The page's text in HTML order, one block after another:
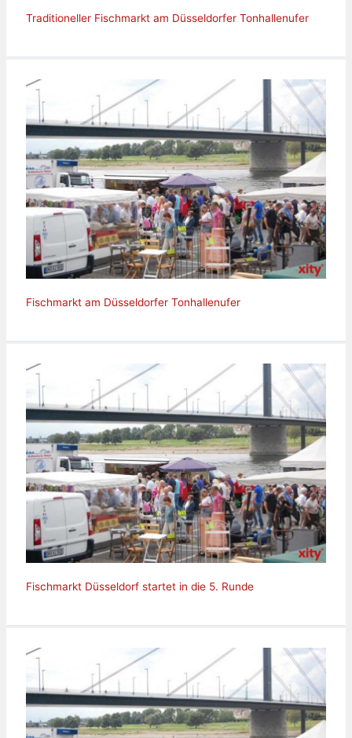
Traditioneller Fischmarkt am Düsseldorfer Tonhallenufer
Fischmarkt am Düsseldorfer Tonhallenufer
Fischmarkt Düsseldorf startet in die 5. Runde